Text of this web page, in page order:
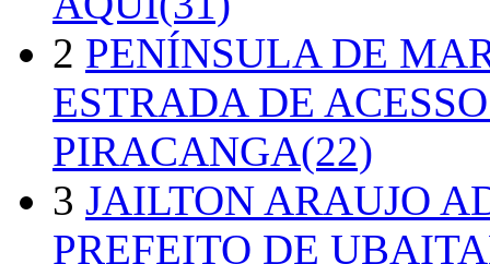
2 PENÍNSULA DE
ESTRADA DE
PIRACANGA(22)
3 JAILTON ARAUJO
PREFEITO DE